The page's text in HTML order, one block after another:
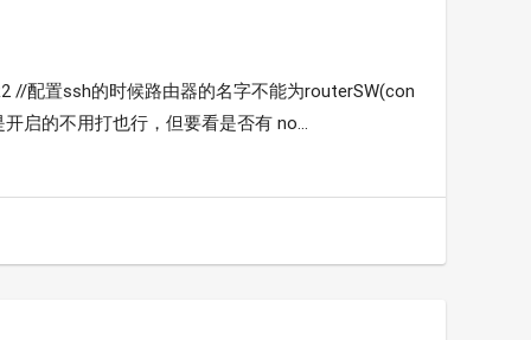
//配置ssh的时候路由器的名字不能为routerSW(con
启的不用打也行，但要看是否有 no...